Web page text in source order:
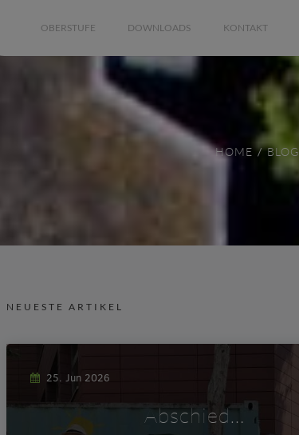
OBERSTUFE DOWNLOADS KONTAKT
HOME BLOG
NEUESTE ARTIKEL
25. Jun 2026
Abschied…